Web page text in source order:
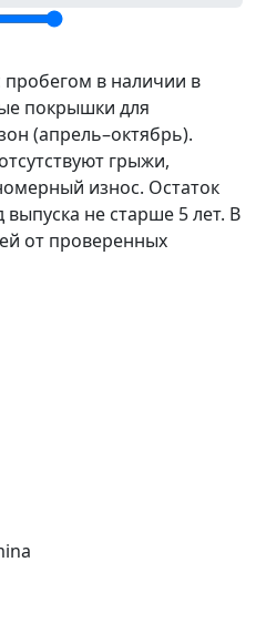
в наличии в
покрышки для
(апрель–октябрь).
грыжи,
износ. Остаток
не старше 5 лет. В
от проверенных